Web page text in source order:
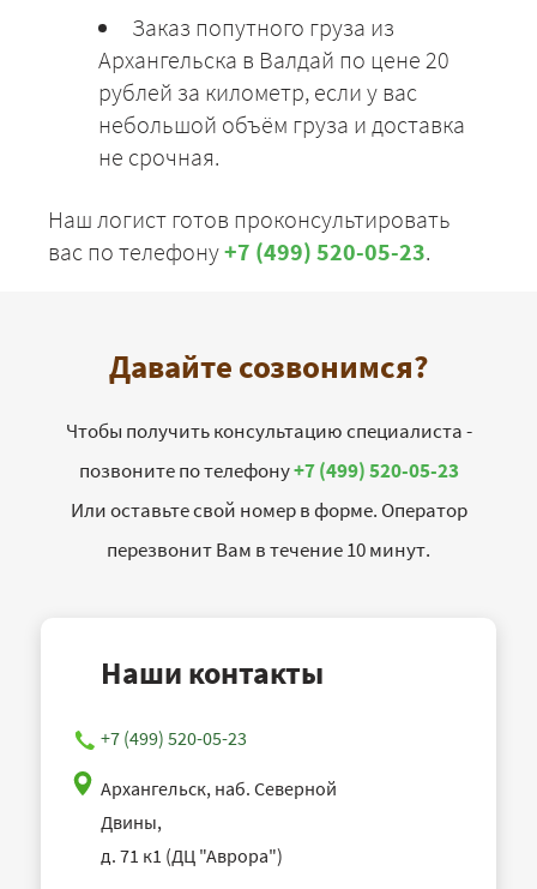
Заказ попутного груза из
Архангельска в Валдай по цене 20
рублей за километр, если у вас
небольшой объём груза и доставка
не срочная.
Наш логист готов проконсультировать
вас по телефону+7 (499) 520-05-23.
Давайте созвонимся?
Чтобы получить консультацию специалиста -
позвоните по телефону+7 (499) 520-05-23
Или оставьте свой номер в форме. Оператор
перезвонит Вам в течение 10 минут.
Наши контакты
+7 (499) 520-05-23
Архангельск, наб. Северной
Двины,
д. 71 к1 (ДЦ "Аврора")